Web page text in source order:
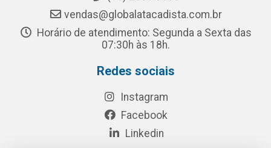
vendas@globalatacadista.com.br
Horário de atendimento: Segunda a Sexta das
07:30h às 18h.
Redes sociais
Instagram
Facebook
Linkedin